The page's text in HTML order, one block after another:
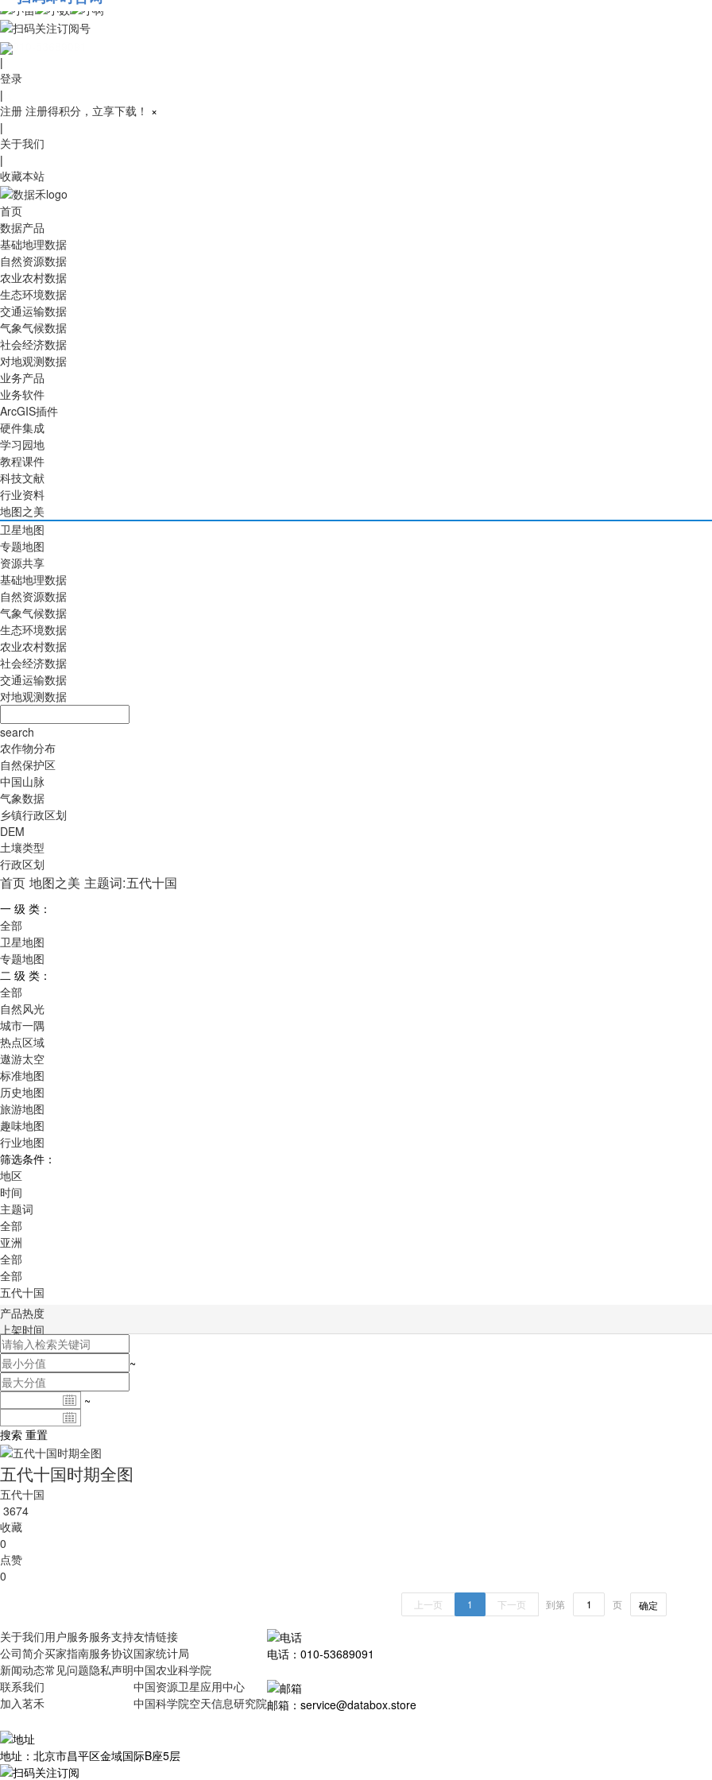
010-53689091
|
登录
|
注册 注册得积分，立享下载！ ×
|
关于我们
|
收藏本站
首页
数据产品
基础地理数据
自然资源数据
农业农村数据
生态环境数据
交通运输数据
气象气候数据
社会经济数据
对地观测数据
业务产品
业务软件
ArcGIS插件
硬件集成
学习园地
教程课件
科技文献
行业资料
地图之美
卫星地图
专题地图
资源共享
基础地理数据
自然资源数据
气象气候数据
生态环境数据
农业农村数据
社会经济数据
交通运输数据
对地观测数据
search
农作物分布
自然保护区
中国山脉
气象数据
乡镇行政区划
DEM
土壤类型
行政区划
首页 地图之美 主题词:五代十国
一 级 类：
全部
卫星地图
专题地图
二 级 类：
全部
自然风光
城市一隅
热点区域
遨游太空
标准地图
历史地图
旅游地图
趣味地图
行业地图
筛选条件：
地区
时间
主题词
全部
亚洲
全部
全部
五代十国
产品热度
上架时间
积分排序
~
~
搜索 重置
五代十国时期全图
五代十国
3674
收藏
0
点赞
0
上一页 1 下一页 到第 页 确定
关于我们
公司简介
新闻动态
联系我们
加入茗禾
用户服务
买家指南
常见问题
服务支持
服务协议
隐私声明
友情链接
国家统计局
中国农业科学院
中国资源卫星应用中心
中国科学院空天信息研究院
电话：010-53689091
邮箱：service@databox.store
地址：北京市昌平区金域国际B座5层